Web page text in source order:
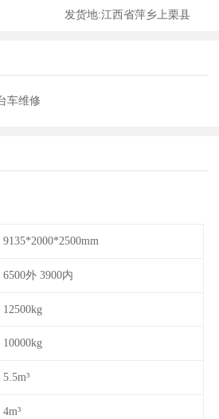
发货地:江西省萍乡上栗县
车维修
9135*2000*2500mm
6500外 3900内
12500kg
10000kg
5.5m³
4m³